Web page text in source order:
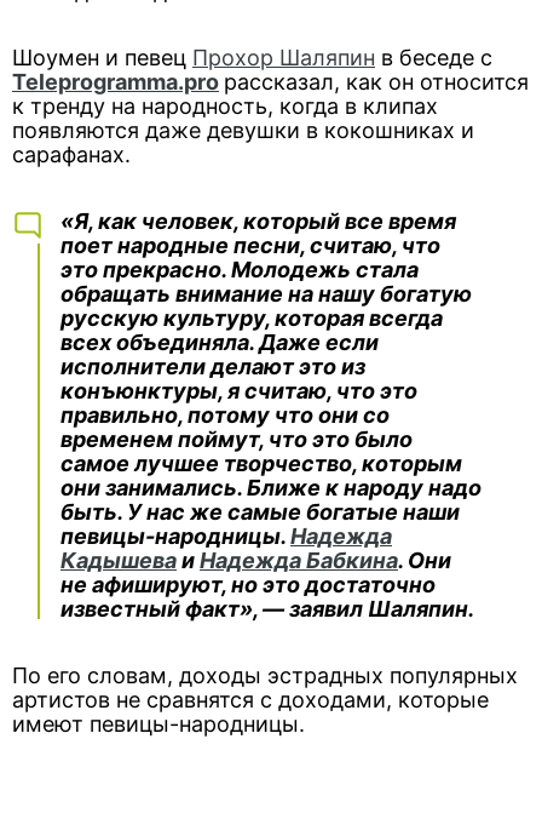
Шоумен и певец Прохор Шаляпин в беседе с
Teleprogramma.pro рассказал, как он относится
к тренду на народность, когда в клипах
появляются даже девушки в кокошниках и
сарафанах.
«Я, как человек, который все время
поет народные песни, считаю, что
это прекрасно. Молодежь стала
обращать внимание на нашу богатую
русскую культуру, которая всегда
всех объединяла. Даже если
исполнители делают это из
конъюнктуры, я считаю, что это
правильно, потому что они со
временем поймут, что это было
самое лучшее творчество, которым
они занимались. Ближе к народу надо
быть. У нас же самые богатые наши
певицы-народницы.Надежда
КадышеваиНадежда Бабкина. Они
не афишируют, но это достаточно
известный факт», — заявил Шаляпин.
По его словам, доходы эстрадных популярных
артистов не сравнятся с доходами, которые
имеют певицы-народницы.